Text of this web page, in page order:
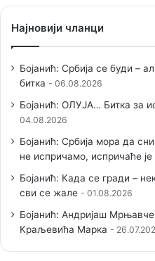
Најновији чланци
Бојанић: Србија се буди –
битка
06.08.2026
Бојанић: ОЛУЈА… Битка за
04.08.2026
Бојанић: Србија мора да
не испричамо, испричаће је
Бојанић: Када се гради –
сви се жале
01.08.2026
Бојанић: Андријаш
Краљевића Марка